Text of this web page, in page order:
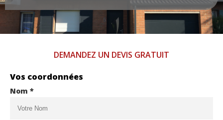
DEMANDEZ UN DEVIS GRATUIT
Vos coordonnées
Nom *